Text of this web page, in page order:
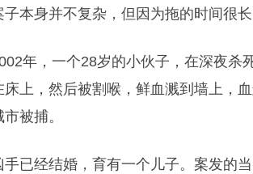
子本身并不复杂，但因为拖的时间很
年，一个28岁的小伙子，在深夜杀
床上，然后被割喉，鲜血溅到墙上，
被捕。
手已经结婚，育有一个儿子。案发的